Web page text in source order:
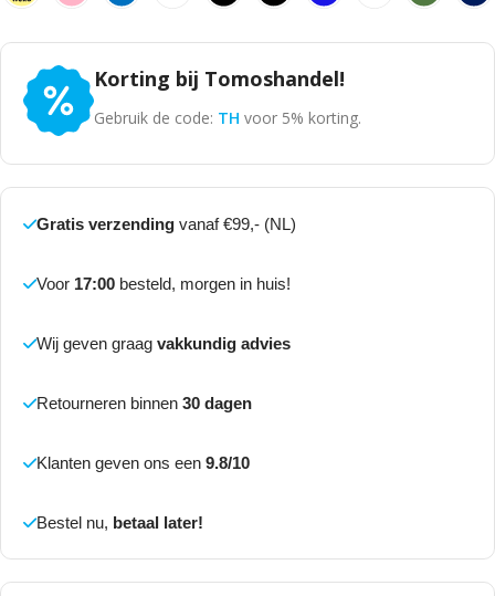
Korting bij Tomoshandel!
Gebruik de code: TH voor 5% korting.
Gratis verzending vanaf €99,- (NL)
Voor 17:00 besteld, morgen in huis!
Wij geven graag vakkundig advies
Retourneren binnen 30 dagen
Klanten geven ons een 9.8/10
Bestel nu, betaal later!